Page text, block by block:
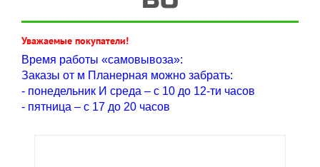
Уважаемые покупатели!
Время работы «самовывоза»:
Заказы от м Планерная можно забрать:
- понедельник И среда – с 10 до 12-ти часов
- пятница – с 17 до 20 часов